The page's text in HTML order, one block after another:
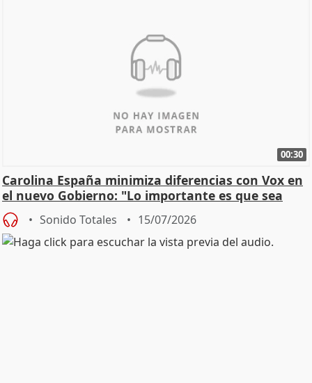
00:30
Carolina España minimiza diferencias con Vox en
el nuevo Gobierno: "Lo importante es que sea
una leg
Sonido Totales 15/07/2026